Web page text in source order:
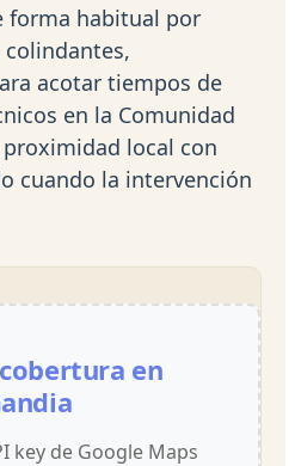
forma habitual por
acotar tiempos de
en la Comunidad
local con
cuando la intervención
en
key de Google Maps